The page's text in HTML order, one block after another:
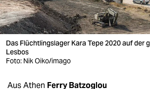
wahrheit
verlag
verlag
Das Flüchtlingslager Kara Tepe 2020 auf der
Lesbos
Foto: Nik Oiko/imago
Aus Athen Ferry Batzoglou